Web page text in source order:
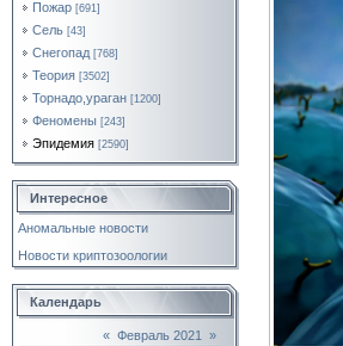
Пожар [691]
Сель [43]
Снегопад [768]
Теория [3502]
Торнадо,ураган [1200]
Феномены [243]
Эпидемия [2590]
Интересное
Аномальные новости
Новости криптозоологии
Календарь
« Февраль 2021
»